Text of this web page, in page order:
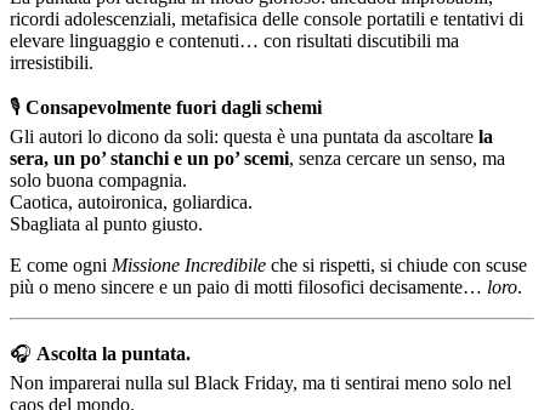
ricordi adolescenziali, metafisica delle console portatili e tentativi di
elevare linguaggio e contenuti… con risultati discutibili ma
irresistibili.
🎙️ Consapevolmente fuori dagli schemi
Gli autori lo dicono da soli: questa è una puntata da ascoltare la
sera, un po’ stanchi e un po’ scemi, senza cercare un senso, ma
solo buona compagnia.
Caotica, autoironica, goliardica.
Sbagliata al punto giusto.
E come ogni Missione Incredibile che si rispetti, si chiude con scuse
più o meno sincere e un paio di motti filosofici decisamente… loro.
🎧 Ascolta la puntata.
Non imparerai nulla sul Black Friday, ma ti sentirai meno solo nel
caos del mondo.